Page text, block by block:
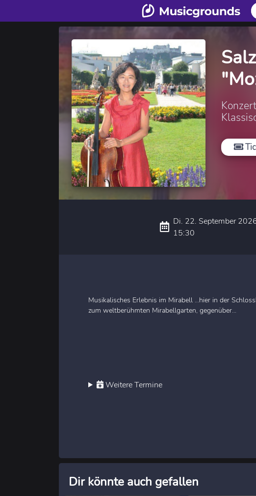
Konzert
Di. 22. September
15:30
Musikalisches Erlebnis im Mirabell ...hier in der
zum weltberühmten Mirabellgarten, gegenüber...
Weitere Termine
Dir könnte auch gefallen